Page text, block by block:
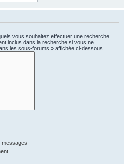
vous souhaitez effectuer une recherche.
inclus dans la recherche si vous ne
les sous-forums » affichée ci-dessous.
messages